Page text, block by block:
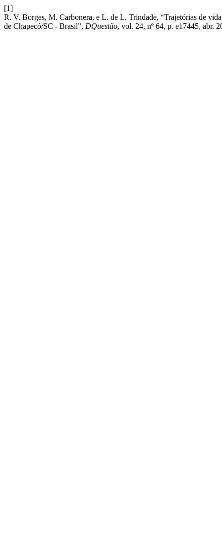
[1]
R. V. Borges, M. Carbonera, e L. de L. Trindade, “Trajetórias de
de Chapecó/SC - Brasil”, DQuestão, vol. 24, nº 64, p. e17445, abr.